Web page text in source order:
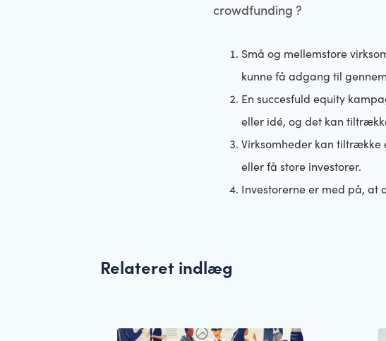
crowdfunding ?
Små og mellemstore
kunne få adgang til
En succesfuld equity
eller idé, og det kan
Virksomheder kan tiltrække
eller få store investorer.
Investorerne er med på, at
Relateret indlæg